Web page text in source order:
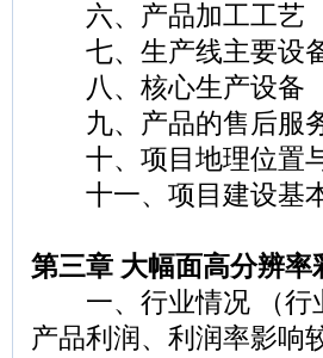
六、产品加工工艺
七、生产线主要设
八、核心生产设备
九、产品的售后服
十、项目地理位置
十一、项目建设基
第三章 大幅面高分辨
一、行业情况 （行
产品利润、利润率影响